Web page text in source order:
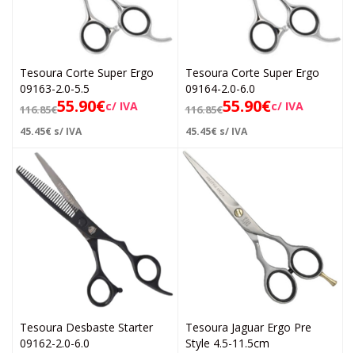
Tesoura Corte Super Ergo
09163-2.0-5.5
116.85€55.90€c/ IVA
45.45€ s/ IVA
Tesoura Corte Super Ergo
09164-2.0-6.0
116.85€55.90€c/ IVA
45.45€ s/ IVA
Tesoura Desbaste Starter
09162-2.0-6.0
Tesoura Jaguar Ergo Pre
Style 4.5-11.5cm